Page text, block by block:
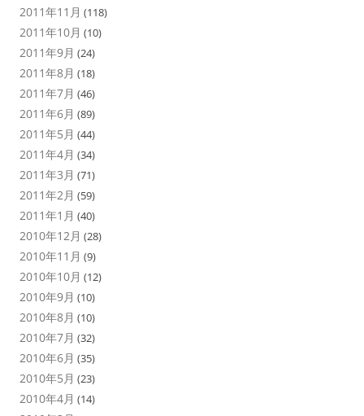
2011年11月 (118)
2011年10月 (10)
2011年9月 (24)
2011年8月 (18)
2011年7月 (46)
2011年6月 (89)
2011年5月 (44)
2011年4月 (34)
2011年3月 (71)
2011年2月 (59)
2011年1月 (40)
2010年12月 (28)
2010年11月 (9)
2010年10月 (12)
2010年9月 (10)
2010年8月 (10)
2010年7月 (32)
2010年6月 (35)
2010年5月 (23)
2010年4月 (14)